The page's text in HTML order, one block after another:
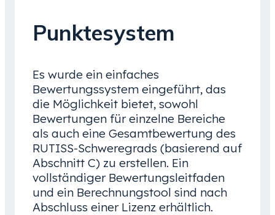
Punktesystem
Es wurde ein einfaches
Bewertungssystem eingeführt, das
die Möglichkeit bietet, sowohl
Bewertungen für einzelne Bereiche
als auch eine Gesamtbewertung des
RUTISS-Schweregrads (basierend auf
Abschnitt C) zu erstellen. Ein
vollständiger Bewertungsleitfaden
und ein Berechnungstool sind nach
Abschluss einer Lizenz erhältlich.